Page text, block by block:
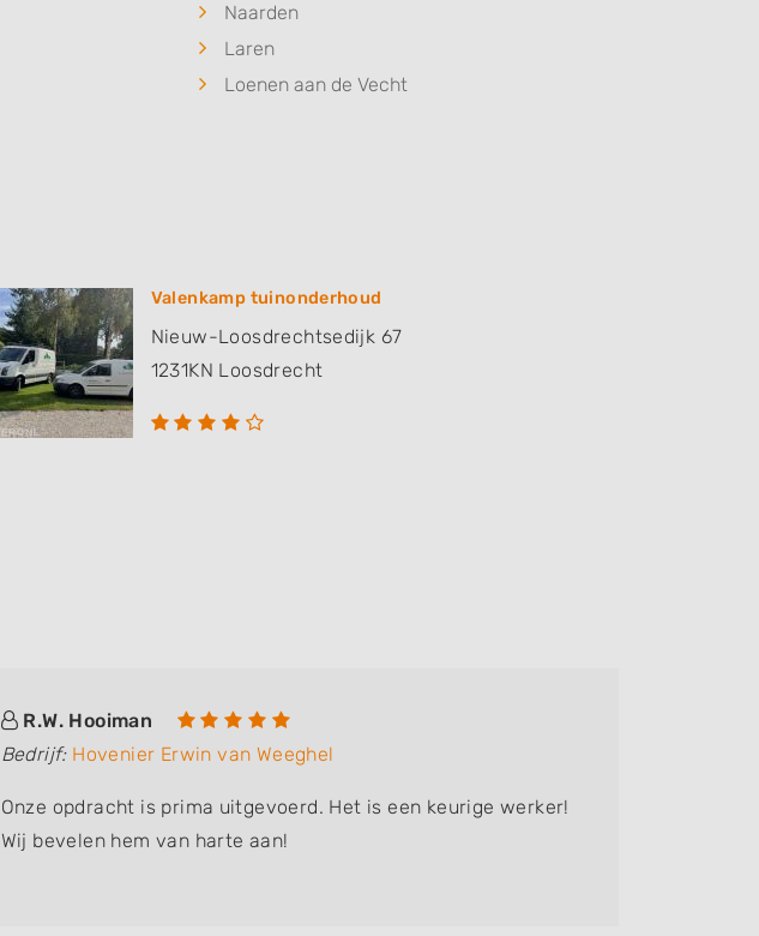
Naarden
Laren
Loenen aan de Vecht
Valenkamp tuinonderhoud
Nieuw-Loosdrechtsedijk 67
1231KN Loosdrecht
R.W. Hooiman
Bedrijf: Hovenier Erwin van Weeghel
Onze opdracht is prima uitgevoerd. Het is een keurige werker!
Wij bevelen hem van harte aan!